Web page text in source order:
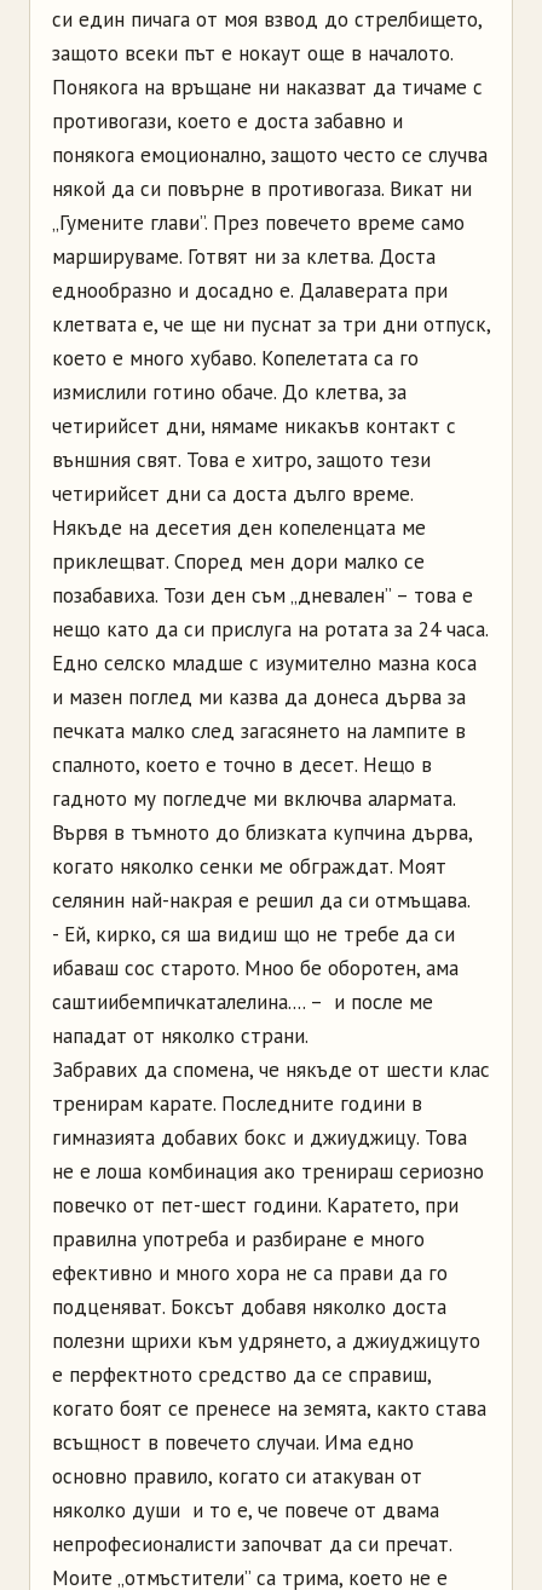
си един пичага от моя взвод до стрелбището,
защото всеки път е нокаут още в началото.
Понякога на връщане ни наказват да тичаме с
противогази, което е доста забавно и
понякога емоционално, защото често се случва
някой да си повърне в противогаза. Викат ни
„Гумените глави”. През повечето време само
маршируваме. Готвят ни за клетва. Доста
еднообразно и досадно е. Далаверата при
клетвата е, че ще ни пуснат за три дни отпуск,
което е много хубаво. Копелетата са го
измислили готино обаче. До клетва, за
четирийсет дни, нямаме никакъв контакт с
външния свят. Това е хитро, защото тези
четирийсет дни са доста дълго време.
Някъде на десетия ден копеленцата ме
приклещват. Според мен дори малко се
позабавиха. Този ден съм „дневален” – това е
нещо като да си прислуга на ротата за 24 часа.
Едно селско младше с изумително мазна коса
и мазен поглед ми казва да донеса дърва за
печката малко след загасянето на лампите в
спалното, което е точно в десет. Нещо в
гадното му погледче ми включва алармата.
Вървя в тъмното до близката купчина дърва,
когато няколко сенки ме обграждат. Моят
селянин най-накрая е решил да си отмъщава.
- Ей, кирко, ся ша видиш що не требе да си
ибаваш сос старото. Мноо бе оборотен, ама
саштиибемпичкаталелина.... – и после ме
нападат от няколко страни.
Забравих да спомена, че някъде от шести клас
тренирам карате. Последните години в
гимназията добавих бокс и джиуджицу. Това
не е лоша комбинация ако тренираш сериозно
повечко от пет-шест години. Каратето, при
правилна употреба и разбиране е много
ефективно и много хора не са прави да го
подценяват. Боксът добавя няколко доста
полезни щрихи към удрянето, а джиуджицуто
е перфектното средство да се справиш,
когато боят се пренесе на земята, както става
всъщност в повечето случаи. Има едно
основно правило, когато си атакуван от
няколко души и то е, че повече от двама
непрофесионалисти започват да си пречат.
Моите „отмъстители” са трима, което не е